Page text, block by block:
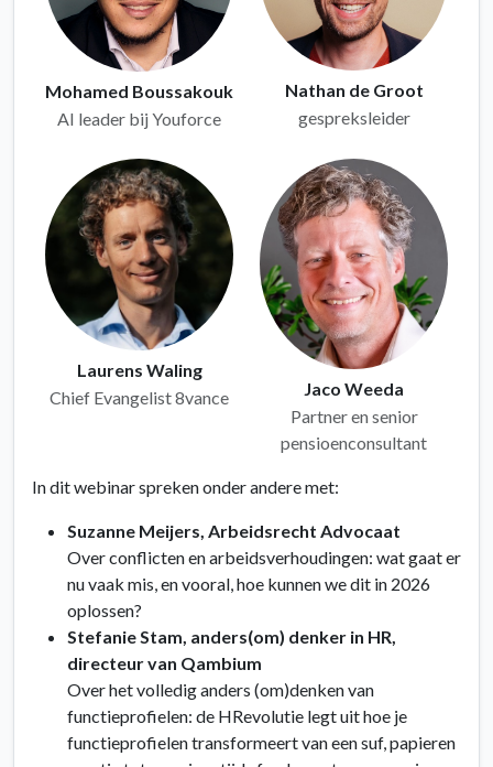
Mohamed Boussakouk
AI leader bij Youforce
Nathan de Groot
gespreksleider
Laurens Waling
Chief Evangelist 8vance
Jaco Weeda
Partner en senior
pensioenconsultant
In dit webinar spreken onder andere met:
Suzanne Meijers, Arbeidsrecht Advocaat
Over conflicten en arbeidsverhoudingen: wat gaat er
nu vaak mis, en vooral, hoe kunnen we dit in 2026
oplossen?
Stefanie Stam, anders(om) denker in HR,
directeur van Qambium
Over het volledig anders (om)denken van
functieprofielen: de HRevolutie legt uit hoe je
functieprofielen transformeert van een suf, papieren